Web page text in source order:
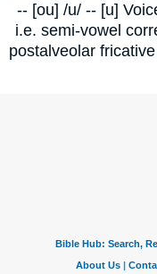
-- [ou] /u/ -- [u]
i.e. semi-vowel
postalveolar